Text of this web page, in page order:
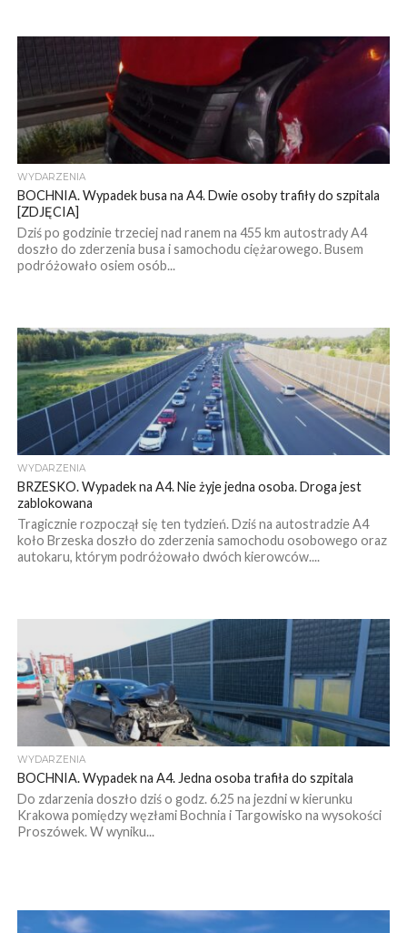
WYDARZENIA
BOCHNIA. Wypadek busa na A4. Dwie osoby trafiły do szpitala
[ZDJĘCIA]
Dziś po godzinie trzeciej nad ranem na 455 km autostrady A4
doszło do zderzenia busa i samochodu ciężarowego. Busem
podróżowało osiem osób...
WYDARZENIA
BRZESKO. Wypadek na A4. Nie żyje jedna osoba. Droga jest
zablokowana
Tragicznie rozpoczął się ten tydzień. Dziś na autostradzie A4
koło Brzeska doszło do zderzenia samochodu osobowego oraz
autokaru, którym podróżowało dwóch kierowców....
WYDARZENIA
BOCHNIA. Wypadek na A4. Jedna osoba trafiła do szpitala
Do zdarzenia doszło dziś o godz. 6.25 na jezdni w kierunku
Krakowa pomiędzy węzłami Bochnia i Targowisko na wysokości
Proszówek. W wyniku...